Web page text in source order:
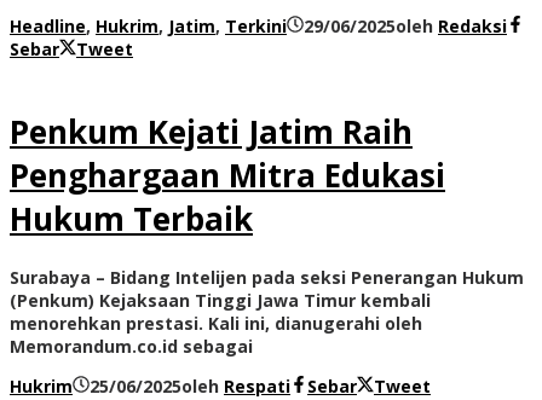
Headline, Hukrim, Jatim, Terkini 29/06/2025oleh Redaksi
Sebar
Tweet
Penkum Kejati Jatim Raih
Penghargaan Mitra Edukasi
Hukum Terbaik
Surabaya – Bidang Intelijen pada seksi Penerangan Hukum
(Penkum) Kejaksaan Tinggi Jawa Timur kembali
menorehkan prestasi. Kali ini, dianugerahi oleh
Memorandum.co.id sebagai
Hukrim
25/06/2025oleh Respati Sebar Tweet